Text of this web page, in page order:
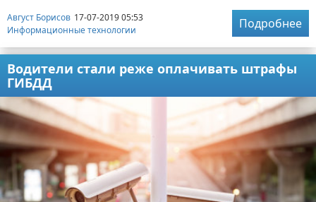
Август Борисов 17-07-2019 05:53
Информационные технологии
Подробнее
Водители стали реже оплачивать штрафы
ГИБДД